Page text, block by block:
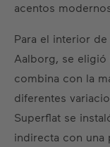
acentos
Para el interior
Aalborg, se
combina con la
diferentes
Superflat se
indirecta con una